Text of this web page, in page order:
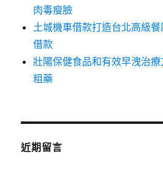
肉毒瘦臉
土城機車借款打造台北高級
借款
壯陽保健食品和有效早洩治
粗藥
近期留言